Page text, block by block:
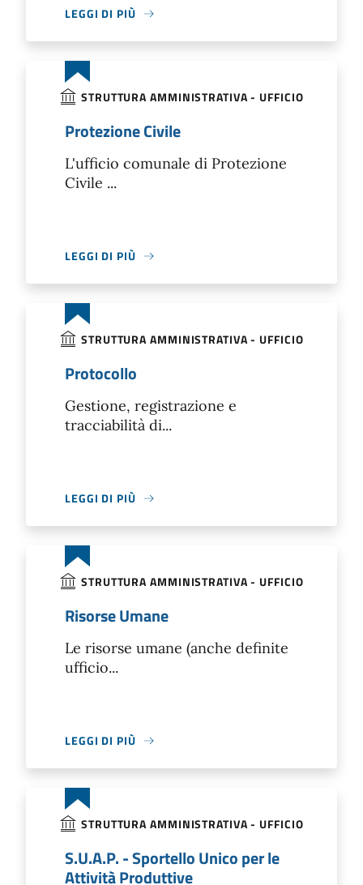
LEGGI DI PIÙ
STRUTTURA AMMINISTRATIVA - UFFICIO
Protezione Civile
L'ufficio comunale di Protezione
Civile ...
LEGGI DI PIÙ
STRUTTURA AMMINISTRATIVA - UFFICIO
Protocollo
Gestione, registrazione e
tracciabilità di...
LEGGI DI PIÙ
STRUTTURA AMMINISTRATIVA - UFFICIO
Risorse Umane
Le risorse umane (anche definite
ufficio...
LEGGI DI PIÙ
STRUTTURA AMMINISTRATIVA - UFFICIO
S.U.A.P. - Sportello Unico per le
Attività Produttive